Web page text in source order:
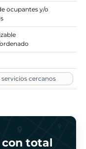
ocupantes y/o
servicios cercanos
con total